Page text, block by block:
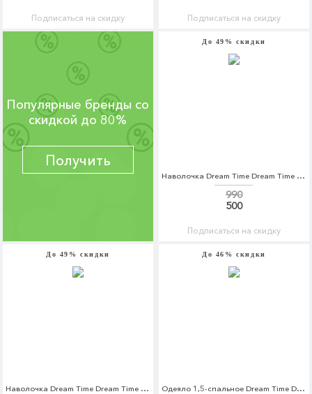
Подписаться на скидку Подписаться на скидку
Популярные бренды со
скидкой до 80%
Получить
До 49% скидки
Наволочка Dream Time Dream Time MP002XU0E4GB
990
500
Подписаться на скидку
До 49% скидки
Наволочка Dream Time Dream Time MP002XU0E4GI
До 46% скидки
Одеяло 1,5-спальное Dream Time Dream Time MP002XU0DWQM